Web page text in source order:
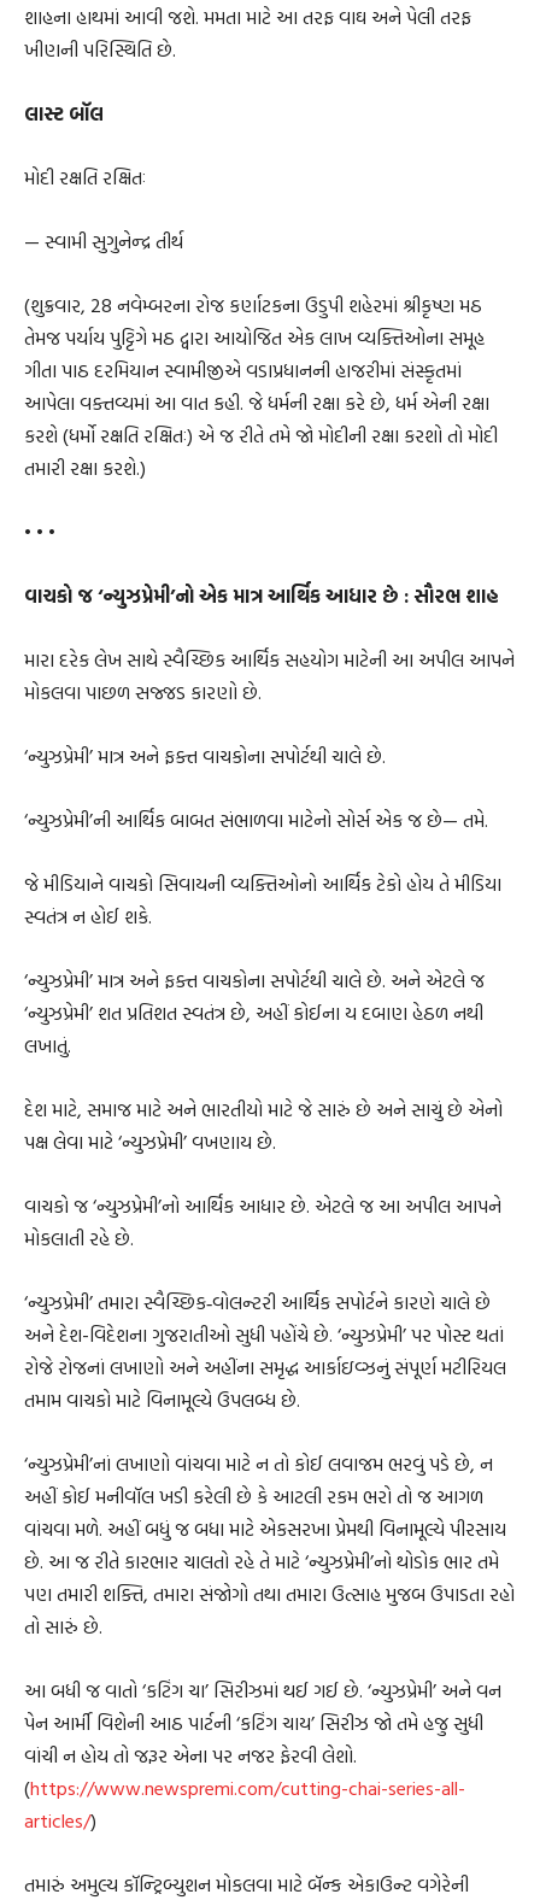
શાહના હાથમાં આવી જશે. મમતા માટે આ તરફ વાઘ અને પેલી તરફ
ખીણની પરિસ્થિતિ છે.
લાસ્ટ બૉલ
મોદી રક્ષતિ રક્ષિતઃ
— સ્વામી સુગુનેન્દ્ર તીર્થ
(શુક્રવાર, 28 નવેમ્બરના રોજ કર્ણાટકના ઉડુપી શહેરમાં શ્રીકૃષ્ણ મઠ
તેમજ પર્યાય પુટ્ટિગે મઠ દ્વારા આયોજિત એક લાખ વ્યક્તિઓના સમૂહ
ગીતા પાઠ દરમિયાન સ્વામીજીએ વડાપ્રધાનની હાજરીમાં સંસ્કૃતમાં
આપેલા વક્તવ્યમાં આ વાત કહી. જે ધર્મની રક્ષા કરે છે, ધર્મ એની રક્ષા
કરશે (ધર્મો રક્ષતિ રક્ષિતઃ) એ જ રીતે તમે જો મોદીની રક્ષા કરશો તો મોદી
તમારી રક્ષા કરશે.)
• • •
વાચકો જ ‘ન્યુઝપ્રેમી’નો એક માત્ર આર્થિક આધાર છે : સૌરભ શાહ
મારા દરેક લેખ સાથે સ્વૈચ્છિક આર્થિક સહયોગ માટેની આ અપીલ આપને
મોકલવા પાછળ સજ્જડ કારણો છે.
‘ન્યુઝપ્રેમી’ માત્ર અને ફક્ત વાચકોના સપોર્ટથી ચાલે છે.
‘ન્યુઝપ્રેમી’ની આર્થિક બાબત સંભાળવા માટેનો સોર્સ એક જ છે— તમે.
જે મીડિયાને વાચકો સિવાયની વ્યક્તિઓનો આર્થિક ટેકો હોય તે મીડિયા
સ્વતંત્ર ન હોઈ શકે.
‘ન્યુઝપ્રેમી’ માત્ર અને ફક્ત વાચકોના સપોર્ટથી ચાલે છે. અને એટલે જ
‘ન્યુઝપ્રેમી’ શત પ્રતિશત સ્વતંત્ર છે, અહીં કોઈના ય દબાણ હેઠળ નથી
લખાતું.
દેશ માટે, સમાજ માટે અને ભારતીયો માટે જે સારું છે અને સાચું છે એનો
પક્ષ લેવા માટે ‘ન્યુઝપ્રેમી’ વખણાય છે.
વાચકો જ ‘ન્યુઝપ્રેમી’નો આર્થિક આધાર છે. એટલે જ આ અપીલ આપને
મોકલાતી રહે છે.
‘ન્યુઝપ્રેમી’ તમારા સ્વૈચ્છિક‐વોલન્ટરી આર્થિક સપોર્ટને કારણે ચાલે છે
અને દેશ-વિદેશના ગુજરાતીઓ સુધી પહોંચે છે. ‘ન્યુઝપ્રેમી’ પર પોસ્ટ થતાં
રોજે રોજનાં લખાણો અને અહીંના સમૃદ્ધ આર્કાઇવ્ઝનું સંપૂર્ણ મટીરિયલ
તમામ વાચકો માટે વિનામૂલ્યે ઉપલબ્ધ છે.
‘ન્યુઝપ્રેમી’નાં લખાણો વાંચવા માટે ન તો કોઈ લવાજમ ભરવું પડે છે, ન
અહીં કોઈ મનીવૉલ ખડી કરેલી છે કે આટલી રકમ ભરો તો જ આગળ
વાંચવા મળે. અહીં બધું જ બધા માટે એકસરખા પ્રેમથી વિનામૂલ્યે પીરસાય
છે. આ જ રીતે કારભાર ચાલતો રહે તે માટે ‘ન્યુઝપ્રેમી’નો થોડોક ભાર તમે
પણ તમારી શક્તિ, તમારા સંજોગો તથા તમારા ઉત્સાહ મુજબ ઉપાડતા રહો
તો સારું છે.
આ બધી જ વાતો ‘કટિંગ ચા’ સિરીઝમાં થઈ ગઈ છે. ‘ન્યુઝપ્રેમી’ અને વન
પેન આર્મી વિશેની આઠ પાર્ટની ‘કટિંગ ચાય’ સિરીઝ જો તમે હજુ સુધી
વાંચી ન હોય તો જરૂર એના પર નજર ફેરવી લેશો.
(https://www.newspremi.com/cutting-chai-series-all-
articles/)
તમારું અમુલ્ય કૉન્ટ્રિબ્યુશન મોકલવા માટે બૅન્ક એકાઉન્ટ વગેરેની